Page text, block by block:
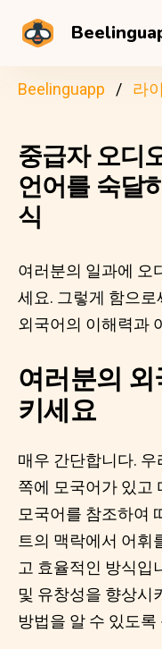
Beelinguapp 라
중급자 오디
언어를 숙달
식
여러분의 일과에 오
세요. 그렇게 함으
외국어의 이해력과
여러분의 외
키세요
매우 간단합니다.
쪽에 모국어가 있고
모국어를 참조하여
트의 맥락에서 어휘
고 효율적인 방식입
및 유창성을 향상시
방법을 알 수 있도록